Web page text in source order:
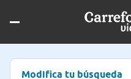
Modifica tu búsqueda